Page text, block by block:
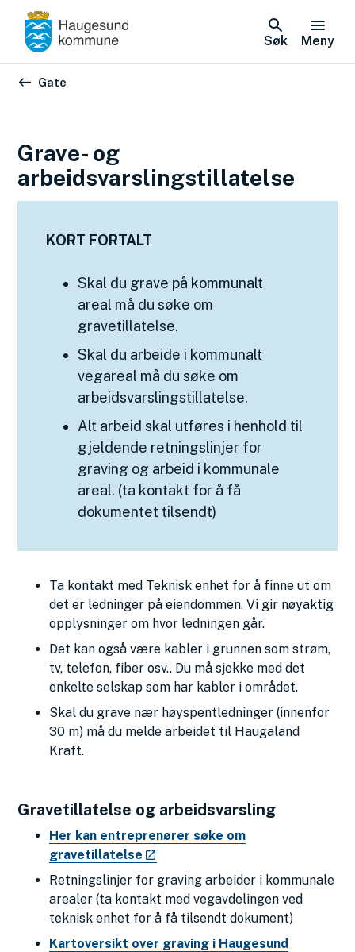
Søk Meny
Du er her:
Gate
Grave- og
arbeidsvarslingstillatelse
KORT FORTALT
Skal du grave på kommunalt
areal må du søke om
gravetillatelse.
Skal du arbeide i kommunalt
vegareal må du søke om
arbeidsvarslingstillatelse.
Alt arbeid skal utføres i henhold til
gjeldende retningslinjer for
graving og arbeid i kommunale
areal. (ta kontakt for å få
dokumentet tilsendt)
Ta kontakt med Teknisk enhet for å finne ut om
det er ledninger på eiendommen. Vi gir nøyaktig
opplysninger om hvor ledningen går.
Det kan også være kabler i grunnen som strøm,
tv, telefon, fiber osv.. Du må sjekke med det
enkelte selskap som har kabler i området.
Skal du grave nær høyspentledninger (innenfor
30 m) må du melde arbeidet til Haugaland
Kraft.
Gravetillatelse og arbeidsvarsling
Her kan entreprenører søke om
gravetillatelse
Retningslinjer for graving arbeider i kommunale
arealer (ta kontakt med vegavdelingen ved
teknisk enhet for å få tilsendt dokument)
Kartoversikt over graving i Haugesund